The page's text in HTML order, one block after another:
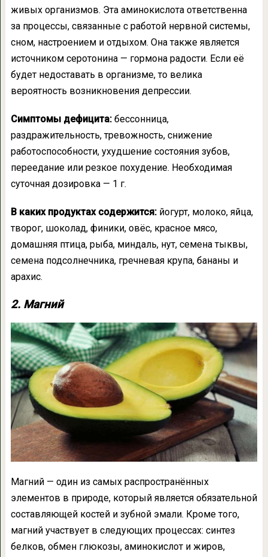
живых организмов. Эта аминокислота ответственна
за процессы, связанные с работой нервной системы,
сном, настроением и отдыхом. Она также является
источником серотонина — гормона радости. Если её
будет недоставать в организме, то велика
вероятность возникновения депрессии.
Симптомы дефицита:бессонница,
раздражительность, тревожность, снижение
работоспособности, ухудшение состояния зубов,
переедание или резкое похудение. Необходимая
суточная дозировка — 1 г.
В каких продуктах содержится:йогурт, молоко, яйца,
творог, шоколад, финики, овёс, красное мясо,
домашняя птица, рыба, миндаль, нут, семена тыквы,
семена подсолнечника, гречневая крупа, бананы и
арахис.
2. Магний
Магний — один из самых распространённых
элементов в природе, который является обязательной
составляющей костей и зубной эмали. Кроме того,
магний участвует в следующих процессах: синтез
белков, обмен глюкозы, аминокислот и жиров,